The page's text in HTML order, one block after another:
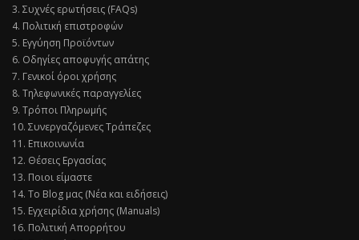
3. Συχνές ερωτήσεις (FAQs)
4. Πολιτική επιστροφών
5. Εγγύηση Προϊόντων
6. Οδηγίες αποφυγής απάτης
7. Γενικοί όροι χρήσης
8. Τηλεφωνικές παραγγελίες
9. Τρόποι Πληρωμής
10. Συνεργαζόμενες Τράπεζες
11. Επικοινωνία
12. Θέσεις Εργασίας
13. Ποιοι είμαστε
14. Το Blog μας (Νέα και ειδήσεις)
15. Εγχειρίδια χρήσης (Manuals)
16. Πολιτική Απορρήτου